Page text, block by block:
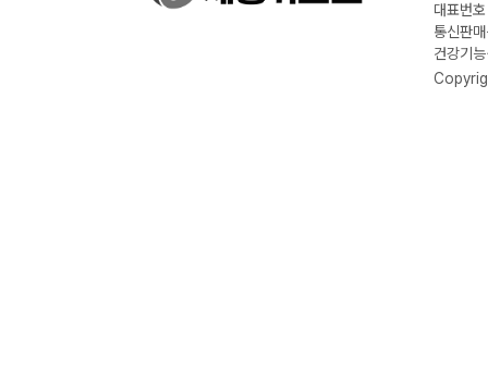
대표번
통신판
건강기